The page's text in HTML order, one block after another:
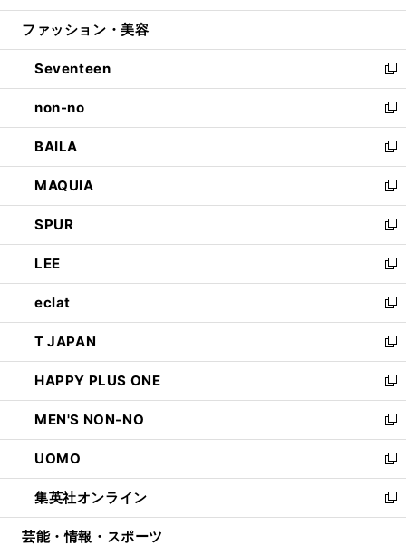
開
ウ
開
く
ン
ウ
で
開
く
ウ
ン
ド
ウ
で
開
く
ファッション・美容
Seventeen
新
し
い
ウ
ィ
ン
ド
ウ
で
開
く
non-no
新
し
い
ウ
ィ
ン
ド
ウ
で
開
く
BAILA
新
し
い
ウ
ィ
ン
ド
ウ
で
開
く
MAQUIA
新
し
い
ウ
ィ
ン
ド
ウ
で
開
く
SPUR
新
し
い
ウ
ィ
ン
ド
ウ
で
開
く
LEE
新
し
い
ウ
ィ
ン
ド
ウ
で
開
く
eclat
新
し
い
ウ
ィ
ン
ド
ウ
で
開
く
T JAPAN
新
し
い
ウ
ィ
ン
ド
ウ
で
開
HAPPY PLUS ONE
新
し
い
ウ
ィ
ン
ド
ウ
MEN'S NON-NO
新
し
い
ウ
ィ
ン
UOMO
新
し
い
ウ
集英社オンライン
新
し
芸能・情報・スポーツ